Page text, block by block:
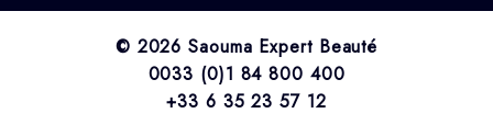
© 2026 Saouma Expert Beauté
0033 (0)1 84 800 400
+33 6 35 23 57 12